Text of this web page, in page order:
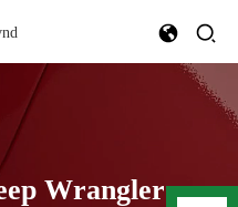
Wrangler